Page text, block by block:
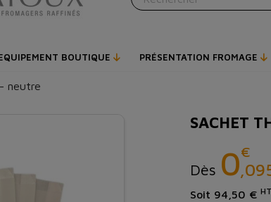
BOUTIQUE PRÉSENTATION FROMAGE
neutre
SACHET
Dès 0€
Soit 94,50 € HT